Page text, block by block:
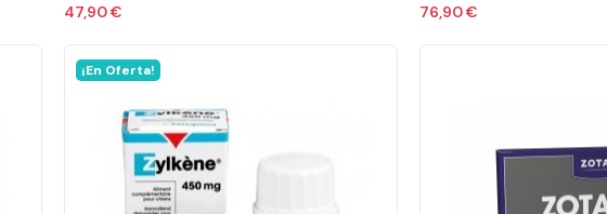
47,90 €
¡En Oferta!
76,90 €